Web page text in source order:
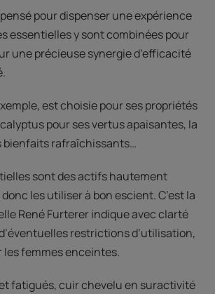
pour dispenser une expérience
essentielles y sont combinées pour
une précieuse synergie d’efficacité
est choisie pour ses propriétés
pour ses vertus apaisantes, la
bienfaits rafraîchissants…
sont des actifs hautement
les utiliser à bon escient. C’est la
René Furterer indique avec clarté
restrictions d’utilisation,
femmes enceintes.
fatigués, cuir chevelu en suractivité